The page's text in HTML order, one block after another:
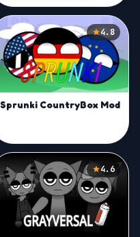
4.8
Sprunki CountryBox Mod
4.6